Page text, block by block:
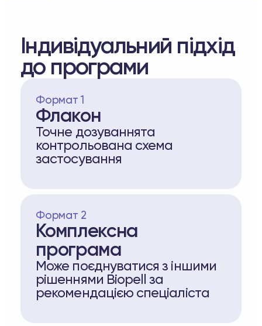
Індивідуальний підхід
до програми
Формат 1
Флакон
Точне дозуваннята
контрольована схема
застосування
Формат 2
Комплексна
програма
Може поєднуватися з іншими
рішеннями Biopell за
рекомендацією спеціаліста